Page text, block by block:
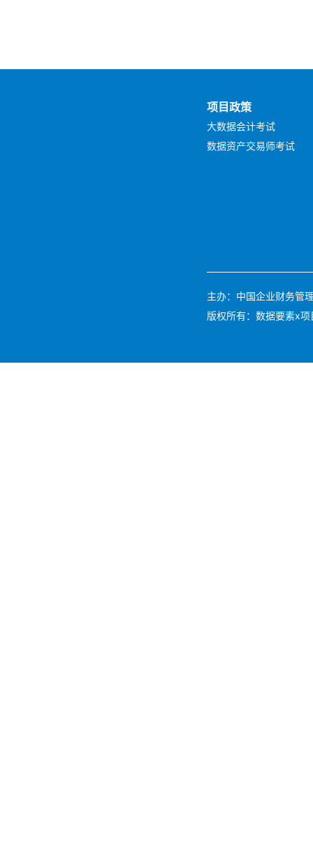
项目政策
大数据会计考试
数据资产交易师考试
主办：中国企业财务
版权所有：数据要素x